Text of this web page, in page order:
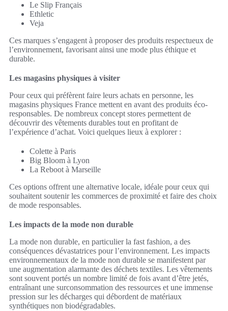
Le Slip Français
Ethletic
Veja
Ces marques s’engagent à proposer des produits respectueux de
l’environnement, favorisant ainsi une mode plus éthique et
durable.
Les magasins physiques à visiter
Pour ceux qui préfèrent faire leurs achats en personne, les
magasins physiques France mettent en avant des produits éco-
responsables. De nombreux concept stores permettent de
découvrir des vêtements durables tout en profitant de
l’expérience d’achat. Voici quelques lieux à explorer :
Colette à Paris
Big Bloom à Lyon
La Reboot à Marseille
Ces options offrent une alternative locale, idéale pour ceux qui
souhaitent soutenir les commerces de proximité et faire des choix
de mode responsables.
Les impacts de la mode non durable
La mode non durable, en particulier la fast fashion, a des
conséquences dévastatrices pour l’environnement. Les impacts
environnementaux de la mode non durable se manifestent par
une augmentation alarmante des déchets textiles. Les vêtements
sont souvent portés un nombre limité de fois avant d’être jetés,
entraînant une surconsommation des ressources et une immense
pression sur les décharges qui débordent de matériaux
synthétiques non biodégradables.